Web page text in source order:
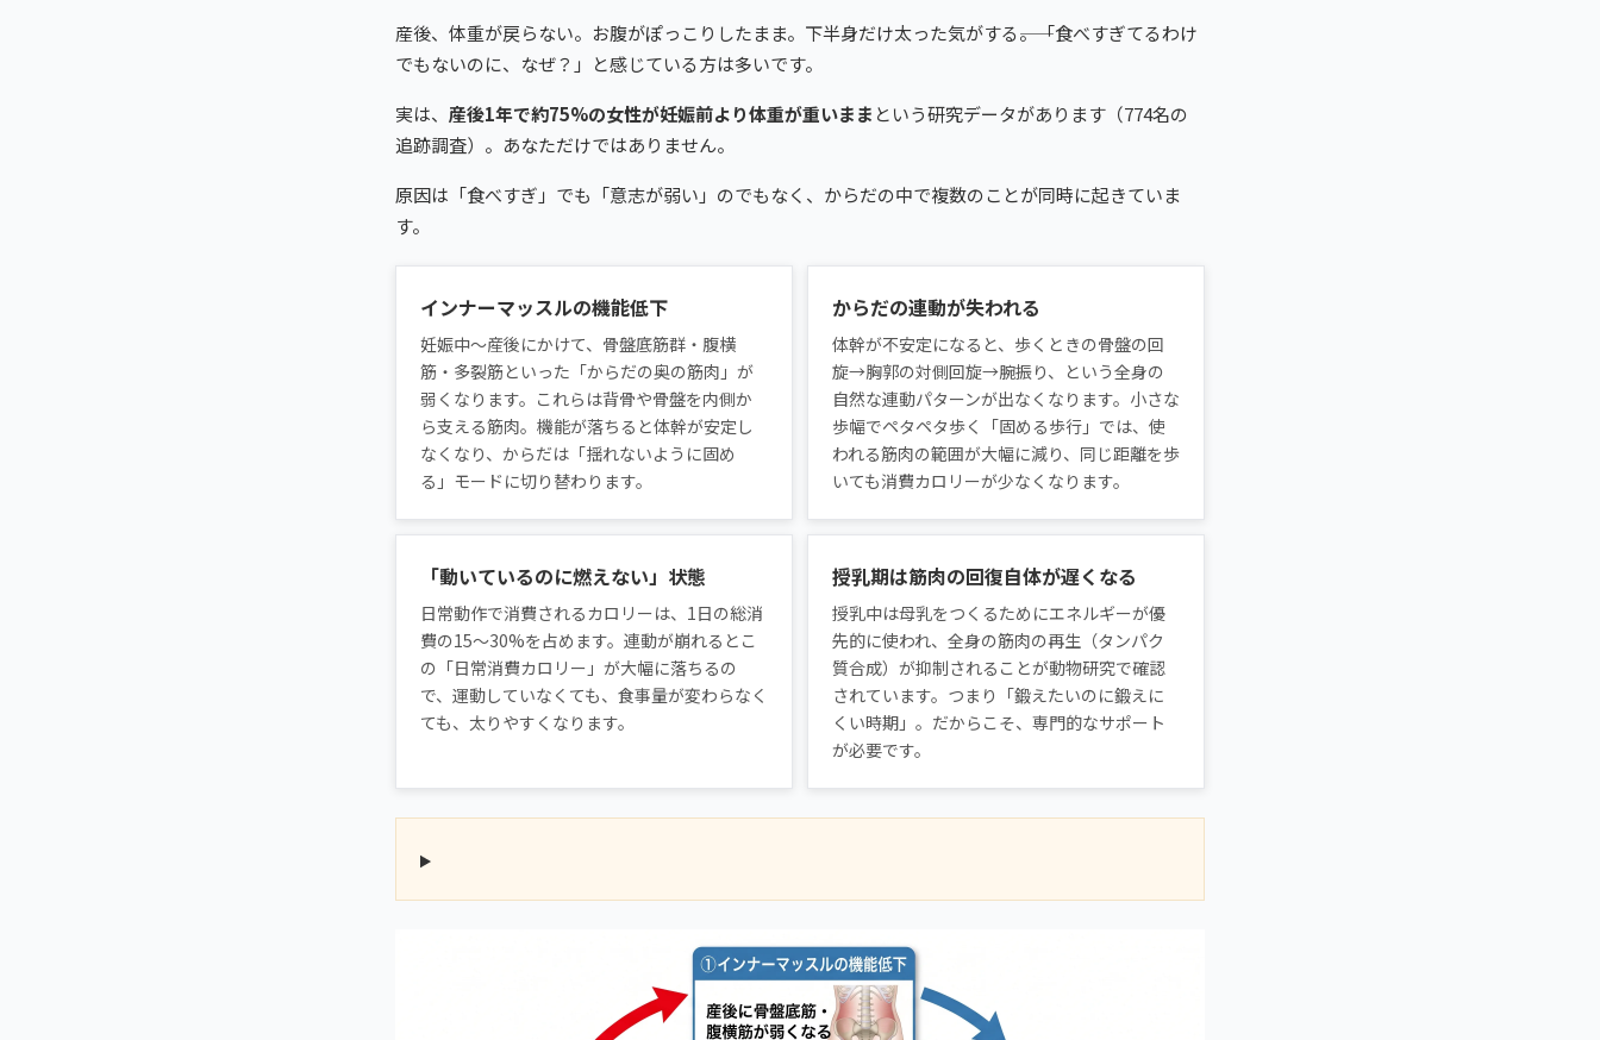
産後、体重が戻らない。お腹がぽっこりしたまま。下半身だけ太った気がする――。「食べすぎてるわけ
でもないのに、なぜ？」と感じている方は多いです。
実は、 産後1年で約75%の女性が妊娠前より体重が重いまま という研究データがあります（774名の
追跡調査）。あなただけではありません。
原因は「食べすぎ」でも「意志が弱い」のでもなく、からだの中で複数のことが同時に起きていま
す。
インナーマッスルの機能低下
妊娠中〜産後にかけて、骨盤底筋群・腹横
筋・多裂筋といった「からだの奥の筋肉」が
弱くなります。これらは背骨や骨盤を内側か
ら支える筋肉。機能が落ちると体幹が安定し
なくなり、からだは「揺れないように固め
る」モードに切り替わります。
からだの連動が失われる
体幹が不安定になると、歩くときの骨盤の回
旋→胸郭の対側回旋→腕振り、という全身の
自然な連動パターンが出なくなります。小さな
歩幅でペタペタ歩く「固める歩行」では、使
われる筋肉の範囲が大幅に減り、同じ距離を歩
いても消費カロリーが少なくなります。
「動いているのに燃えない」状態
日常動作で消費されるカロリーは、1日の総消
費の15〜30%を占めます。連動が崩れるとこ
の「日常消費カロリー」が大幅に落ちるの
で、運動していなくても、食事量が変わらなく
ても、太りやすくなります。
授乳期は筋肉の回復自体が遅くなる
授乳中は母乳をつくるためにエネルギーが優
先的に使われ、全身の筋肉の再生（タンパク
質合成）が抑制されることが動物研究で確認
されています。つまり「鍛えたいのに鍛えに
くい時期」。だからこそ、専門的なサポート
が必要です。